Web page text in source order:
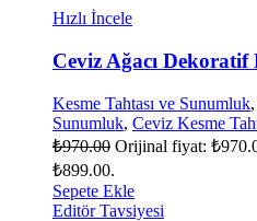
Hızlı İncele
Ceviz Ağacı Dekoratif
Kesme Tahtası ve Sunumluk,
Sunumluk, Ceviz Kesme
₺970.00 Orijinal fiyat:
₺899.00.
Sepete Ekle
Editör Tavsiyesi